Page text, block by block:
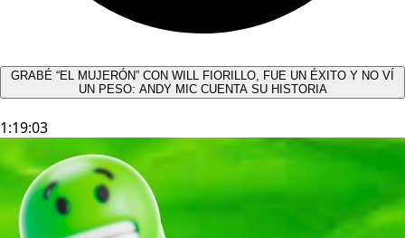
GRABÉ “EL MUJERÓN” CON WILL FIORILLO, FUE UN ÉXITO Y NO VÍ
UN PESO: ANDY MIC CUENTA SU HISTORIA
1:19:03